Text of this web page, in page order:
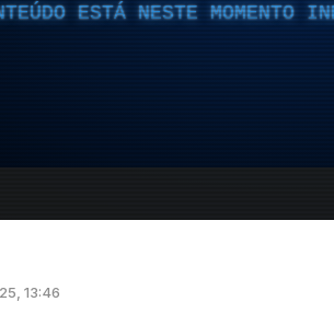
ESTÁ NESTE MOMENTO
13:46